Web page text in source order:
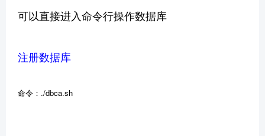
可以直接进入命令行操作数据库
注册数据库
命令：./dbca.sh